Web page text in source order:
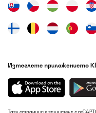
Изтеглете приложението
Тази страница е защитена с